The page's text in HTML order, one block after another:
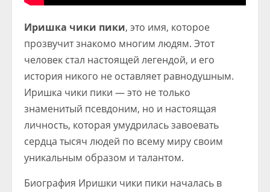
Иришка чики пики, это имя, которое
прозвучит знакомо многим людям. Этот
человек стал настоящей легендой, и его
история никого не оставляет равнодушным.
Иришка чики пики — это не только
знаменитый псевдоним, но и настоящая
личность, которая умудрилась завоевать
сердца тысяч людей по всему миру своим
уникальным образом и талантом.
Биография Иришки чики пики началась в